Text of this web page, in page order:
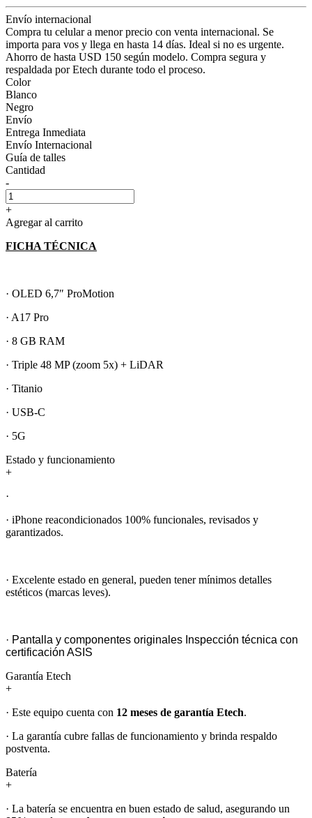
Envío internacional
Compra tu celular a menor precio con venta internacional. Se
importa para vos y llega en hasta 14 días. Ideal si no es urgente.
Ahorro de hasta USD 150 según modelo. Compra segura y
respaldada por Etech durante todo el proceso.
Color
Blanco
Negro
Envío
Entrega Inmediata
Envío Internacional
Guía de talles
Cantidad
-
+
Agregar al carrito
FICHA TÉCNICA
· OLED 6,7″ ProMotion
· A17 Pro
· 8 GB RAM
· Triple 48 MP (zoom 5x) + LiDAR
· Titanio
· USB-C
· 5G
Estado y funcionamiento
+
·
· iPhone reacondicionados 100% funcionales, revisados y
garantizados.
· Excelente estado en general, pueden tener mínimos detalles
estéticos (marcas leves).
· Pantalla y componentes originales Inspección técnica con
certificación ASIS
Garantía Etech
+
· Este equipo cuenta con 12 meses de garantía Etech.
· La garantía cubre fallas de funcionamiento y brinda respaldo
postventa.
Batería
+
· La batería se encuentra en buen estado de salud, asegurando un